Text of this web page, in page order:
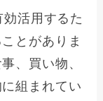
活用するた
とがありま
、買い物、
組まれてい